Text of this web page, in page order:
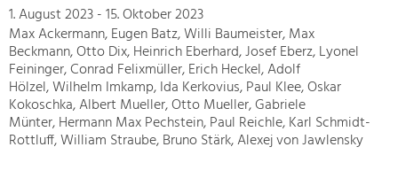
1. August 2023 - 15. Oktober 2023
Max Ackermann, Eugen Batz, Willi Baumeister, Max
Beckmann, Otto Dix, Heinrich Eberhard, Josef Eberz, Lyonel
Feininger, Conrad Felixmüller, Erich Heckel, Adolf
Hölzel, Wilhelm Imkamp, Ida Kerkovius, Paul Klee, Oskar
Kokoschka, Albert Mueller, Otto Mueller, Gabriele
Münter, Hermann Max Pechstein, Paul Reichle, Karl Schmidt-
Rottluff, William Straube, Bruno Stärk, Alexej von Jawlensky